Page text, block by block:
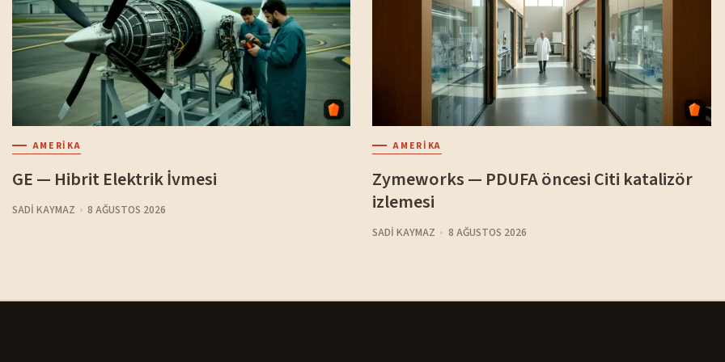
AMERIKA
GE — Hibrit Elektrik İvmesi
SADI KAYMAZ 8 AĞUSTOS 2026
AMERIKA
Zymeworks — PDUFA öncesi Citi katalizör
izlemesi
SADI KAYMAZ 8 AĞUSTOS 2026